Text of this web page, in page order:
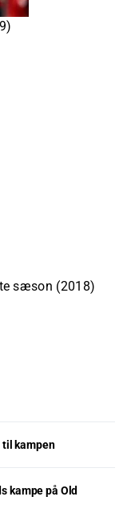
sæson (2018)
til kampen
kampe på Old